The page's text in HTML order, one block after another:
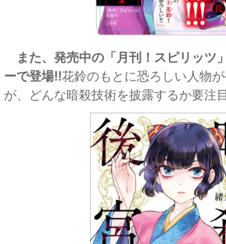
また、発売中の「月刊！スピリッツ
ーで登場!!花鈴のもとに恐ろしい人物
が、どんな暗殺技術を披露するか要注